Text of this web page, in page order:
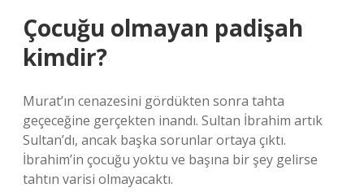
Çocuğu olmayan padişah
kimdir?
Murat’ın cenazesini gördükten sonra tahta
geçeceğine gerçekten inandı. Sultan İbrahim artık
Sultan’dı, ancak başka sorunlar ortaya çıktı.
İbrahim’in çocuğu yoktu ve başına bir şey gelirse
tahtın varisi olmayacaktı.